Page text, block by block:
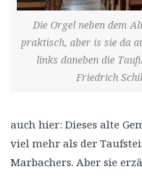
Die Orgel neben dem
praktisch, aber is sie da
links daneben die
Friedrich
auch hier: Dieses alte
viel mehr als der
Marbachers. Aber sie